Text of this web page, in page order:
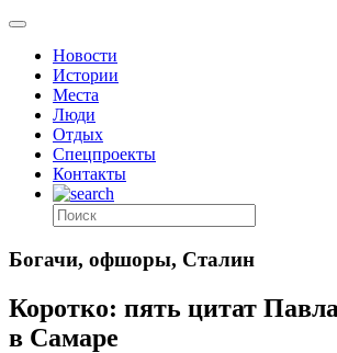
Новости
Истории
Места
Люди
Отдых
Спецпроекты
Контакты
Богачи, офшоры, Сталин
Коротко: пять цитат
в Самаре